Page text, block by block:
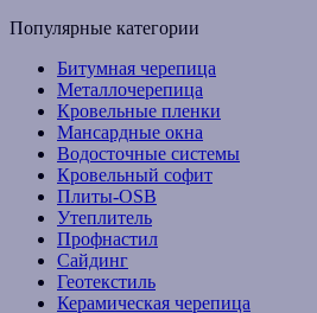
Популярные категории
Битумная черепица
Металлочерепица
Кровельные пленки
Мансардные окна
Водосточные системы
Кровельный софит
Плиты-OSB
Утеплитель
Профнастил
Сайдинг
Геотекстиль
Керамическая черепица